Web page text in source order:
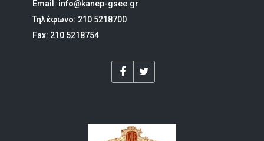
Email: info@kanep-gsee.gr
Τηλέφωνο: 210 5218700
Fax: 210 5218754